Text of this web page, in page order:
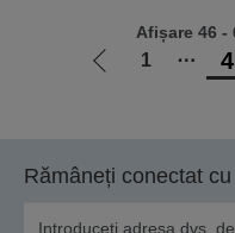
Mergi
1 ⋯ 4
Afișare 46 -
Rămâneți conectat